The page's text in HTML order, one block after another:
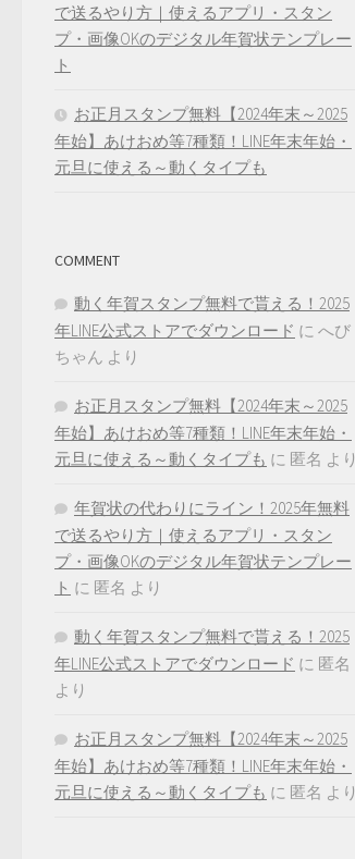
で送るやり方｜使えるアプリ・スタン
プ・画像OKのデジタル年賀状テンプレー
ト
お正月スタンプ無料【2024年末～2025
年始】あけおめ等7種類！LINE年末年始・
元旦に使える～動くタイプも
COMMENT
動く年賀スタンプ無料で貰える！2025
年LINE公式ストアでダウンロード に へび
ちゃん より
お正月スタンプ無料【2024年末～2025
年始】あけおめ等7種類！LINE年末年始・
元旦に使える～動くタイプも に 匿名 より
年賀状の代わりにライン！2025年無料
で送るやり方｜使えるアプリ・スタン
プ・画像OKのデジタル年賀状テンプレー
ト に 匿名 より
動く年賀スタンプ無料で貰える！2025
年LINE公式ストアでダウンロード に 匿名
より
お正月スタンプ無料【2024年末～2025
年始】あけおめ等7種類！LINE年末年始・
元旦に使える～動くタイプも に 匿名 より